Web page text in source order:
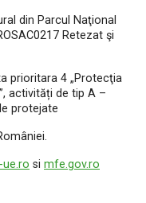
din Parcul Naţional
Retezat şi
prioritara 4 „Protecţia
activități de tip A –
protejate
si mfe.gov.ro